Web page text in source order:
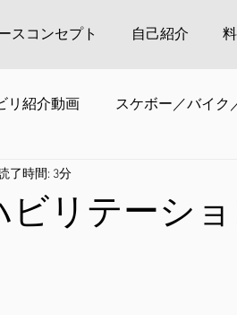
スコンセプト 自己紹介
リ紹介動画 スケボー／バイク
リテーシ
了時間: 3分